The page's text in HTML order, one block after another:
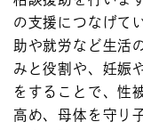
の支援につなげて
助や就労など生活
みと役割や、妊娠
をすることで、性
高め、母体を守り